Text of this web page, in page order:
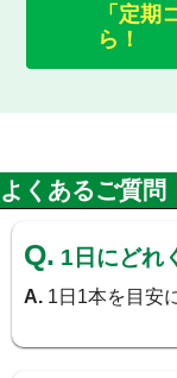
GABA（ギャ
「GABA」は
「定期
ら！
よくあるご質問
Q. 1日にどれ
A. 1日1本を目安